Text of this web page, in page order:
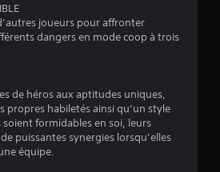
a
u
a
joueurs pour affronter
dangers en mode coop à trois
de héros aux aptitudes uniques,
propres habiletés ainsi qu’un style
soient formidables en soi, leurs
puissantes synergies lorsqu’elles
équipe.